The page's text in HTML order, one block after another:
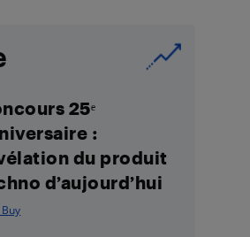
25ᵉ
:
du produit
d’aujourd’hui